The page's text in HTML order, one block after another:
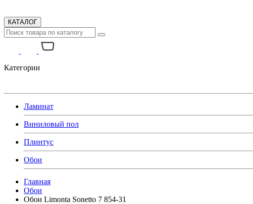
КАТАЛОГ
Категории
Ламинат
Виниловый пол
Плинтус
Обои
Главная
Обои
Обои Limonta Sonetto 7 854-31